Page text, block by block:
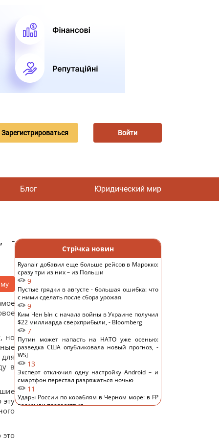
Зарегистрироваться Войти
Блог Юридический мир
-
но
в
это
Стрічка новин
Ryanair добавил еще больше рейсов в Марокко:
сразу три из них – из Польши
9
Пустые грядки в августе - большая ошибка: что
с ними сделать после сбора урожая
9
Ким Чен Ын с начала войны в Украине получил
$22 миллиарда сверхприбыли, - Bloomberg
7
Путин может напасть на НАТО уже осенью:
разведка США опубликовала новый прогноз, -
WSJ
13
Эксперт отключил одну настройку Android – и
смартфон перестал разряжаться ночью
11
Удары России по кораблям в Черном море: в FP
раскрыли последствия